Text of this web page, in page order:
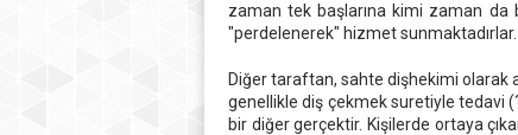
zaman tek başlarına kimi zaman da
"perdelenerek" hizmet sunmaktadırlar.
Diğer taraftan, sahte dişhekimi olarak
genellikle diş çekmek suretiyle tedavi
bir diğer gerçektir. Kişilerde ortaya